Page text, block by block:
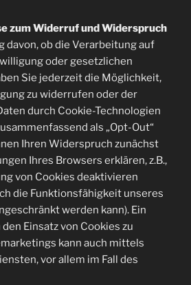
zum Widerruf und Widerspruch
davon, ob die Verarbeitung auf
oder gesetzlichen
Sie jederzeit die Möglichkeit,
zu widerrufen oder der
durch Cookie-Technologien
als „Opt-Out“
Ihren Widerspruch zunächst
Ihres Browsers erklären, z.B.,
von Cookies deaktivieren
die Funktionsfähigkeit unseres
werden kann). Ein
Einsatz von Cookies zu
kann auch mittels
vor allem im Fall des